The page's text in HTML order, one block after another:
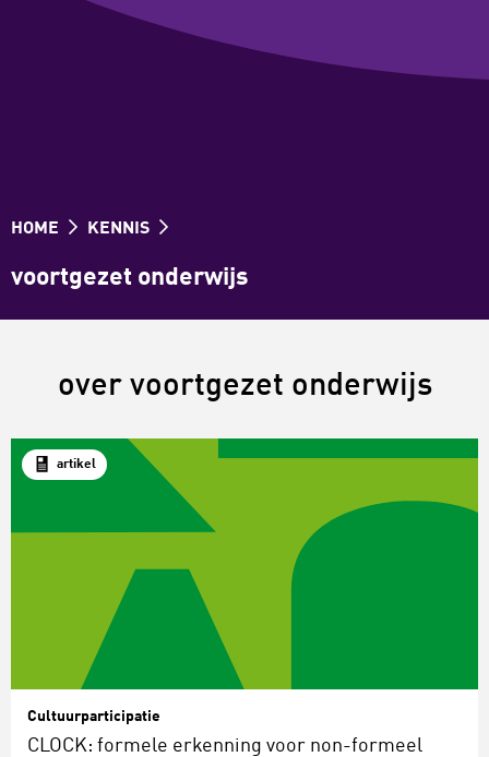
HOME KENNIS
voortgezet onderwijs
over voortgezet onderwijs
artikel
Cultuurparticipatie
CLOCK: formele erkenning voor non-formeel